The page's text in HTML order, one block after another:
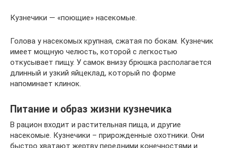
Кузнечики — «поющие» насекомые.
Голова у насекомых крупная, сжатая по бокам. Кузнечик
имеет мощную челюсть, которой с легкостью
откусывает пищу. У самок внизу брюшка располагается
длинный и узкий яйцеклад, который по форме
напоминает клинок.
Питание и образ жизни кузнечика
В рацион входит и растительная пища, и другие
насекомые. Кузнечики – прирожденные охотники. Они
быстро хватают жертву передними конечностями и